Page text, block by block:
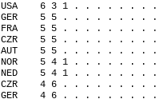
USA 6 3 1 . . . . . . . .
GER 5 5 . . . . . . . . .
FRA 5 5 . . . . . . . . .
CZR 5 5 . . . . . . . . .
AUT 5 5 . . . . . . . . .
NOR 5 4 1 . . . . . . . .
NED 5 4 1 . . . . . . . .
CZR 4 6 . . . . . . . . .
GER 4 6 . . . . . . . . .